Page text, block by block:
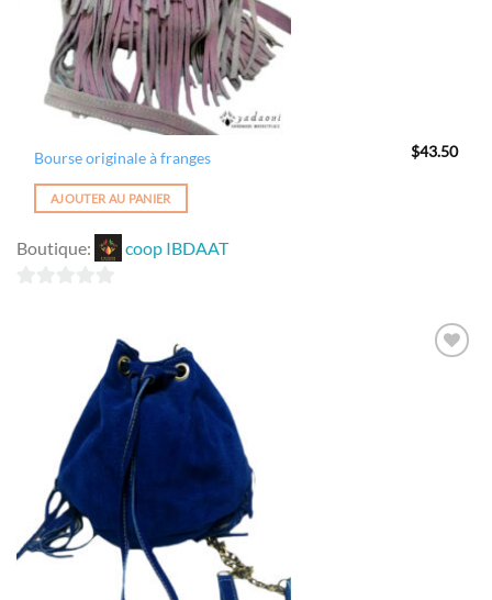
Bourse originale à franges $43.50
AJOUTER AU PANIER
Boutique: coop IBDAAT